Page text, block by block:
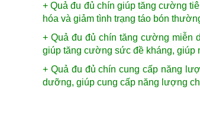
+ Quả đu đủ chín giúp tăng cường
hóa và giảm tình trạng táo bón
+ Quả đu đủ chín tăng cường miễn
giúp tăng cường sức đề kháng, giúp
+ Quả đu đủ chín cung cấp năng
dưỡng, giúp cung cấp năng lượng